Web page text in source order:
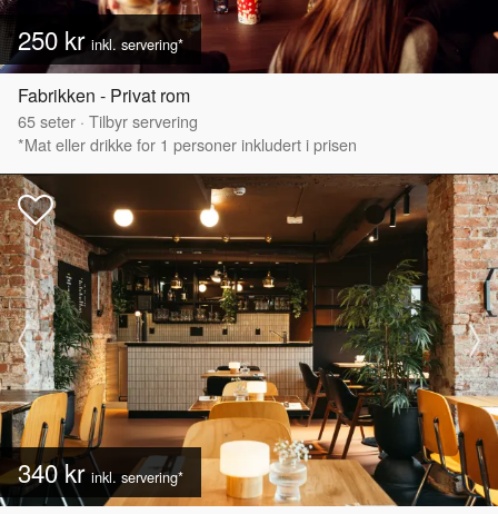
250 kr inkl. servering*
Fabrikken - Privat rom
65seter · Tilbyr servering
*Mat eller drikke for 1 personer inkludert i prisen
340 kr inkl. servering*